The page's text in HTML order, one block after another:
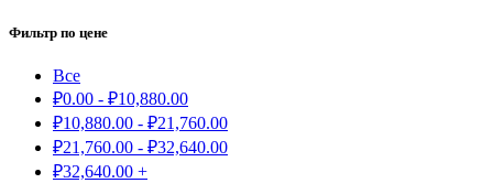
Фильтр по цене
Все
₽0.00 - ₽10,880.00
₽10,880.00 - ₽21,760.00
₽21,760.00 - ₽32,640.00
₽32,640.00 +